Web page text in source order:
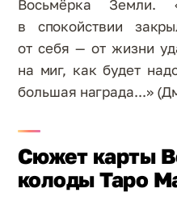
Восьмёрка
в спокойствии
от себя — от жизни
на миг, как будет
большая награда...»
Сюжет карты
колоды Таро